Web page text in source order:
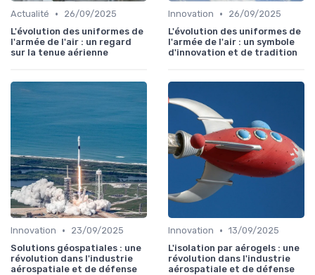
Actualité •
26/09/2025
L'évolution des uniformes de
l'armée de l'air : un regard
sur la tenue aérienne
Innovation •
26/09/2025
L'évolution des uniformes de
l'armée de l'air : un symbole
d'innovation et de tradition
Innovation •
23/09/2025
Solutions géospatiales : une
révolution dans l'industrie
aérospatiale et de défense
Innovation • 13/09/2025
L'isolation par aérogels : une
révolution dans l'industrie
aérospatiale et de défense